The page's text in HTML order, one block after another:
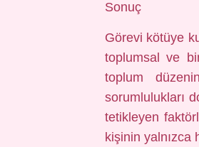
Sonuç
Görevi kötüye
toplumsal ve
toplum
sorumlulukları
tetikleyen
kişinin yalnızca